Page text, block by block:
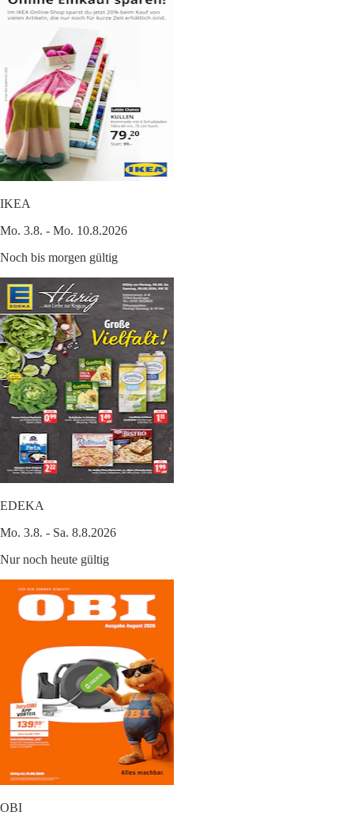
IKEA
Mo. 3.8. - Mo. 10.8.2026
Noch bis morgen gültig
EDEKA
Mo. 3.8. - Sa. 8.8.2026
Nur noch heute gültig
OBI